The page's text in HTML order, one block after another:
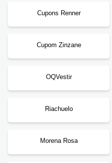
Cupons Renner
Cupom Zinzane
OQVestir
Riachuelo
Morena Rosa